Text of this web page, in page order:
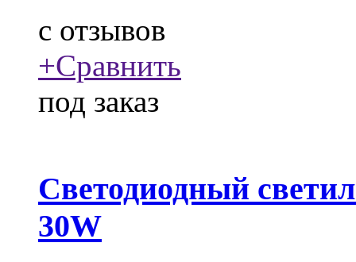
c отзывов
+Сравнить
под заказ
Светодиодный
30W